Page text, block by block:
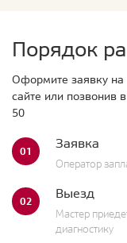
Порядок
Оформите заявку
сайте или позвонив
50
01 Заявка
Оператор
02 Выезд
Мастер
диагностику